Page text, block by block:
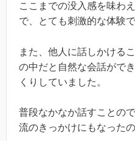
ここまでの没入感を味わ
で、とても刺激的な体験で
また、他人に話しかける
の中だと自然な会話がで
くりしていました。
普段なかなか話すことの
流のきっかけにもなったの